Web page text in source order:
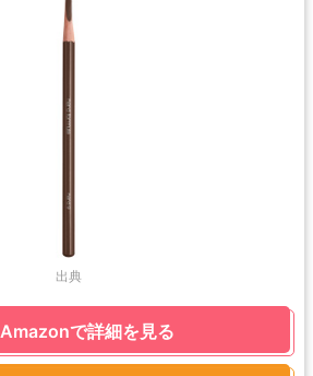
出典
Amazonで詳細を見る